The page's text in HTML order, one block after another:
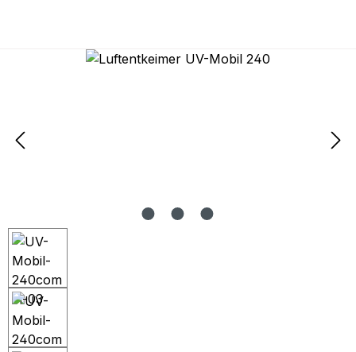
Bildergalerie überspringen